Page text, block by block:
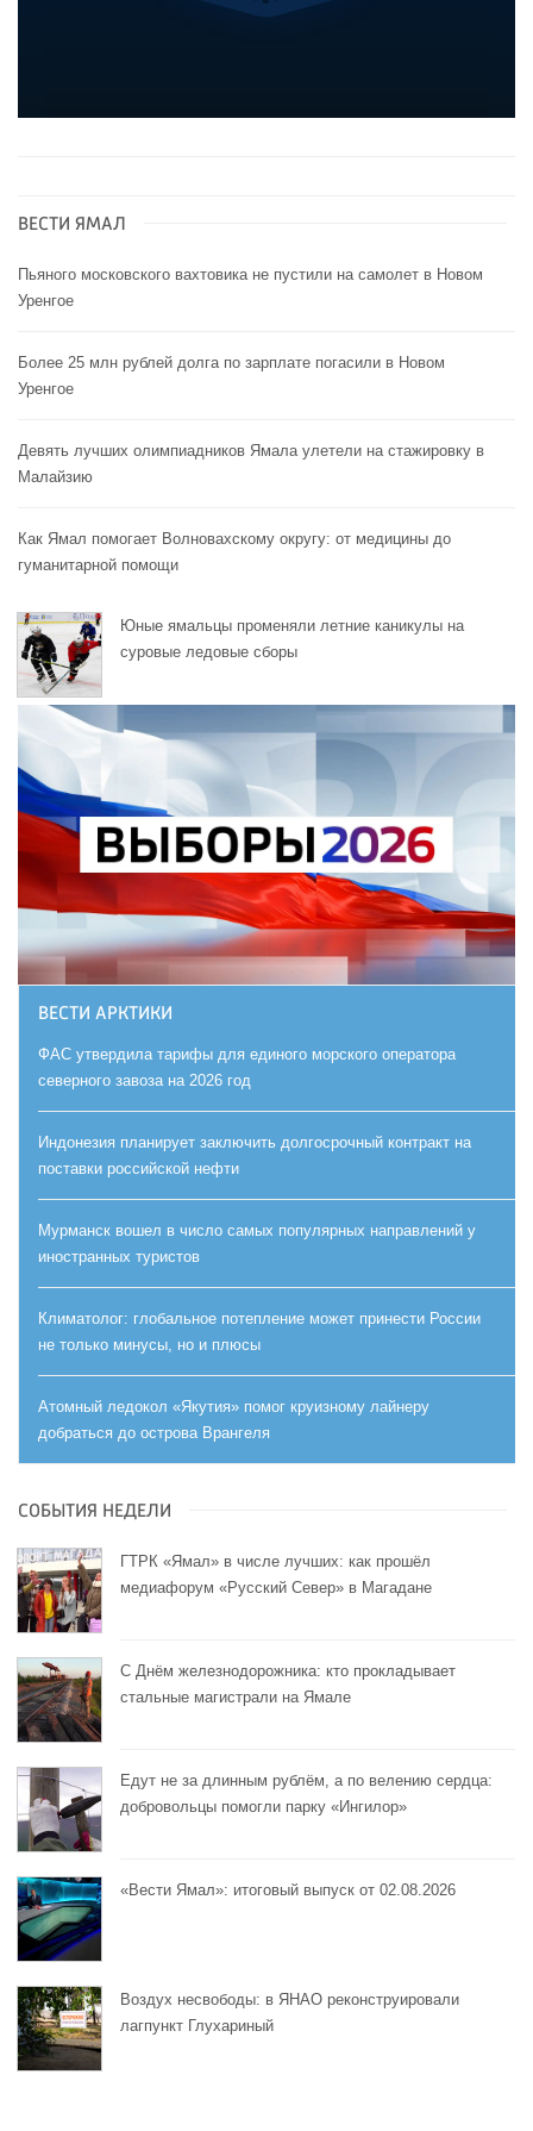
ВЕСТИ ЯМАЛ
Пьяного московского вахтовика не пустили на самолет в Новом
Уренгое
Более 25 млн рублей долга по зарплате погасили в Новом
Уренгое
Девять лучших олимпиадников Ямала улетели на стажировку в
Малайзию
Как Ямал помогает Волновахскому округу: от медицины до
гуманитарной помощи
Юные ямальцы променяли летние каникулы на
суровые ледовые сборы
ВЕСТИ АРКТИКИ
ФАС утвердила тарифы для единого морского оператора
северного завоза на 2026 год
Индонезия планирует заключить долгосрочный контракт на
поставки российской нефти
Мурманск вошел в число самых популярных направлений у
иностранных туристов
Климатолог: глобальное потепление может принести России
не только минусы, но и плюсы
Атомный ледокол «Якутия» помог круизному лайнеру
добраться до острова Врангеля
СОБЫТИЯ НЕДЕЛИ
ГТРК «Ямал» в числе лучших: как прошёл
медиафорум «Русский Север» в Магадане
С Днём железнодорожника: кто прокладывает
стальные магистрали на Ямале
Едут не за длинным рублём, а по велению сердца:
добровольцы помогли парку «Ингилор»
«Вести Ямал»: итоговый выпуск от 02.08.2026
Воздух несвободы: в ЯНАО реконструировали
лагпункт Глухариный